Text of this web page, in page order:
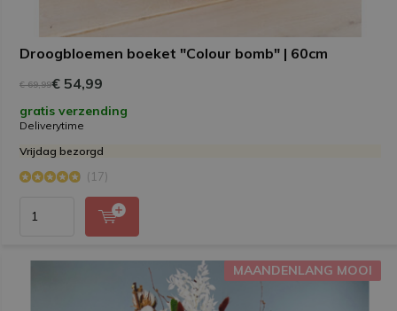
Droogbloemen boeket "Colour bomb" | 60cm
€ 69,99€ 54,99
gratis verzending
Deliverytime
Vrijdag bezorgd
(17)
MAANDENLANG MOOI